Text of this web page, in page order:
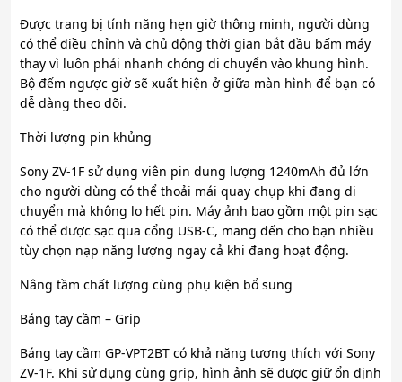
Được trang bị tính năng hẹn giờ thông minh, người dùng
có thể điều chỉnh và chủ động thời gian bắt đầu bấm máy
thay vì luôn phải nhanh chóng di chuyển vào khung hình.
Bộ đếm ngược giờ sẽ xuất hiện ở giữa màn hình để bạn có
dễ dàng theo dõi.
Thời lượng pin khủng
Sony ZV-1F sử dụng viên pin dung lượng 1240mAh đủ lớn
cho người dùng có thể thoải mái quay chụp khi đang di
chuyển mà không lo hết pin. Máy ảnh bao gồm một pin sạc
có thể được sạc qua cổng USB-C, mang đến cho bạn nhiều
tùy chọn nạp năng lượng ngay cả khi đang hoạt động.
Nâng tầm chất lượng cùng phụ kiện bổ sung
Báng tay cầm – Grip
Báng tay cầm GP-VPT2BT có khả năng tương thích với Sony
ZV-1F. Khi sử dụng cùng grip, hình ảnh sẽ được giữ ổn định